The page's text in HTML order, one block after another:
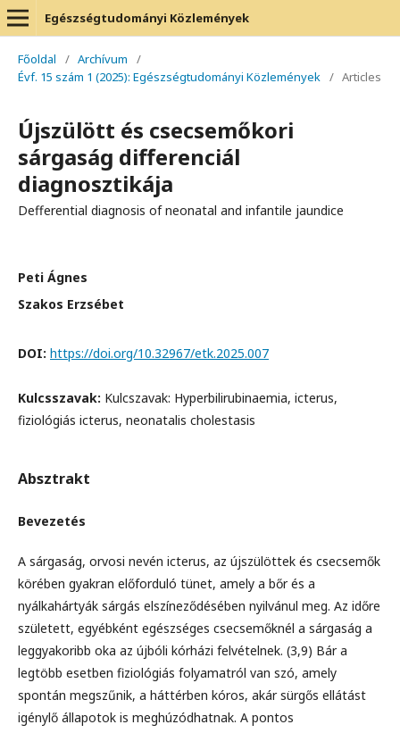
Egészségtudományi Közlemények
Főoldal / Archívum
/
Évf. 15 szám 1 (2025): Egészségtudományi Közlemények / Articles
Újszülött és csecsemőkori
sárgaság differenciál
diagnosztikája
Defferential diagnosis of neonatal and infantile jaundice
Peti Ágnes
Szakos Erzsébet
DOI: https://doi.org/10.32967/etk.2025.007
Kulcsszavak: Kulcszavak: Hyperbilirubinaemia, icterus,
fiziológiás icterus, neonatalis cholestasis
Absztrakt
Bevezetés
A sárgaság, orvosi nevén icterus, az újszülöttek és csecsemők
körében gyakran előforduló tünet, amely a bőr és a
nyálkahártyák sárgás elszíneződésében nyilvánul meg. Az időre
született, egyébként egészséges csecsemőknél a sárgaság a
leggyakoribb oka az újbóli kórházi felvételnek. (3,9) Bár a
legtöbb esetben fiziológiás folyamatról van szó, amely
spontán megszűnik, a háttérben kóros, akár sürgős ellátást
igénylő állapotok is meghúzódhatnak. A pontos